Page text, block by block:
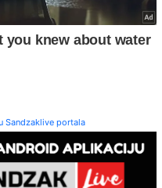
Sandzaklive portala